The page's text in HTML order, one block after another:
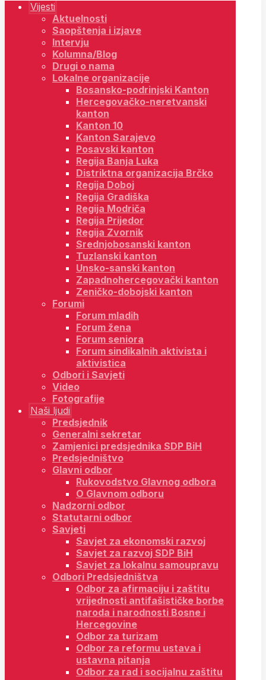
Vijesti
Aktuelnosti
Saopštenja i izjave
Intervju
Kolumna/Blog
Drugi o nama
Lokalne organizacije
Bosansko-podrinjski Kanton
Hercegovačko-neretvanski
kanton
Kanton 10
Kanton Sarajevo
Posavski kanton
Regija Banja Luka
Distriktna organizacija Brčko
Regija Doboj
Regija Gradiška
Regija Modriča
Regija Prijedor
Regija Zvornik
Srednjobosanski kanton
Tuzlanski kanton
Unsko-sanski kanton
Zapadnohercegovački kanton
Zeničko-dobojski kanton
Forumi
Forum mladih
Forum žena
Forum seniora
Forum sindikalnih aktivista i
aktivistica
Odbori i Savjeti
Video
Fotografije
Naši ljudi
Predsjednik
Generalni sekretar
Zamjenici predsjednika SDP BiH
Predsjedništvo
Glavni odbor
Rukovodstvo Glavnog odbora
O Glavnom odboru
Nadzorni odbor
Statutarni odbor
Savjeti
Savjet za ekonomski razvoj
Savjet za razvoj SDP BiH
Savjet za lokalnu samoupravu
Odbori Predsjedništva
Odbor za afirmaciju i zaštitu
vrijednosti antifašističke borbe
naroda i narodnosti Bosne i
Hercegovine
Odbor za turizam
Odbor za reformu ustava i
ustavna pitanja
Odbor za rad i socijalnu zaštitu